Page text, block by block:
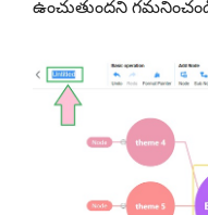
ఉంచుతుందని